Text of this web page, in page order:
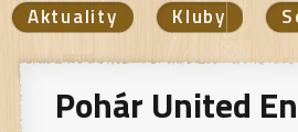
Aktuality Kluby
Pohár United